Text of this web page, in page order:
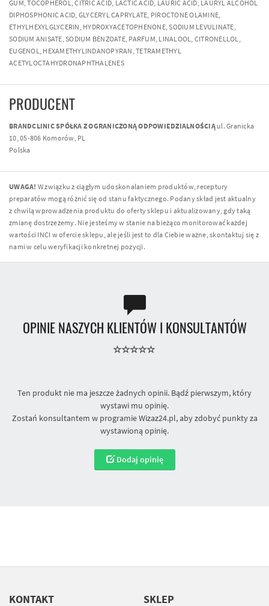
GUM, TOCOPHEROL, CITRIC ACID, LACTIC ACID, LAURIC ACID, LAURYL ALCOHOL
DIPHOSPHONIC ACID, GLYCERYL CAPRYLATE, PIROCTONE OLAMINE,
ETHYLHEXYLGLYCERIN, HYDROXYACETOPHENONE, SODIUM LEVULINATE,
SODIUM ANISATE, SODIUM BENZOATE, PARFUM, LINALOOL, CITRONELLOL,
EUGENOL, HEXAMETHYLINDANOPYRAN, TETRAMETHYL
ACETYLOCTAHYDRONAPHTHALENES
PRODUCENT
BRANDCLINIC SPÓŁKA Z OGRANICZONĄ ODPOWIEDZIALNOŚCIĄul. Granicka
10, 05-806 Komorów, PL
Polska
UWAGA! W związku z ciągłym udoskonalaniem produktów, receptury
preparatów mogą różnić się od stanu faktycznego. Podany skład jest aktualny
z chwilą wprowadzenia produktu do oferty sklepu i aktualizowany, gdy taką
zmianę dostrzeżemy. Nie jesteśmy w stanie na bieżąco monitorować każdej
wartości INCI w ofercie sklepu, ale jeśli jest to dla Ciebie ważne, skontaktuj się z
nami w celu weryfikacji konkretnej pozycji.
OPINIE NASZYCH KLIENTÓW I KONSULTANTÓW
Ten produkt nie ma jeszcze żadnych opinii. Bądź pierwszym, który
wystawi mu opinię.
Zostań konsultantem w programie Wizaz24.pl, aby zdobyć punkty za
wystawioną opinię.
Dodaj opinię
KONTAKT SKLEP